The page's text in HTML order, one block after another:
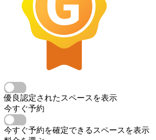
優良認定されたスペースを表示
今すぐ予約
今すぐ予約を確定できるスペースを表示